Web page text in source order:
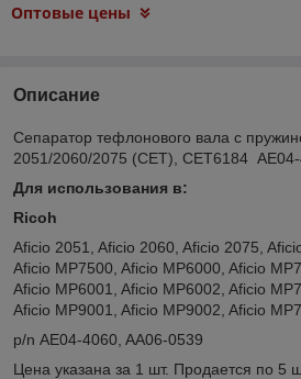
Оптовые цены
Описание
Сепаратор тефлонового вала с
2051/2060/2075 (CET), CET6184
Для использования в:
Ricoh
Aficio 2051, Aficio 2060, Aficio 2075,
Aficio MP7500, Aficio MP6000, Aficio
Aficio MP6001, Aficio MP6002, Aficio
Aficio MP9001, Aficio MP9002, Aficio
p/n AE04-4060, AA06-0539
Цена указана за 1 шт. Продается по 5